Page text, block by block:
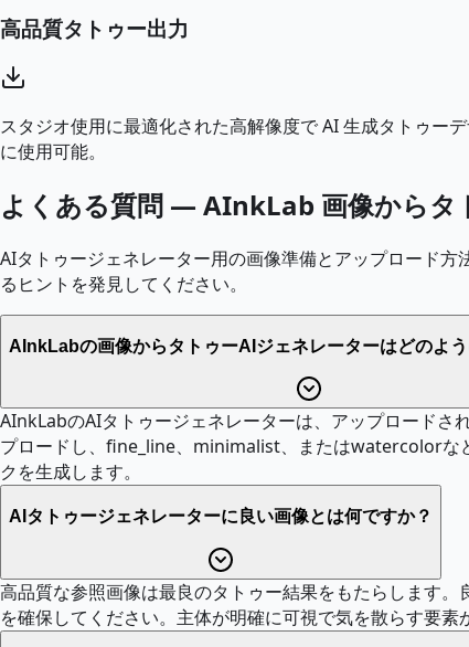
高品質タトゥー出力
スタジオ使用に最適化された高解像度で AI 生成タトゥー
に使用可能。
よくある質問 — AInkLab 画像からタ
AIタトゥージェネレーター用の画像準備とアップロード
るヒントを発見してください。
AInkLabの画像からタトゥーAIジェネレーターはどのよ
AInkLabのAIタトゥージェネレーターは、アップロードさ
プロードし、fine_line、minimalist、またはwatercolorな
クを生成します。
AIタトゥージェネレーターに良い画像とは何ですか？
高品質な参照画像は最良のタトゥー結果をもたらします
を確保してください。主体が明確に可視で気を散らす要